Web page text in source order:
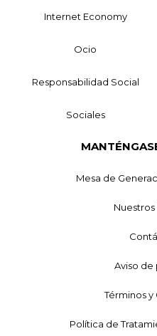
Internet Economy
Ocio
Responsabilidad Social
Sociales
Mesa de
Aviso de
Términos
Política de